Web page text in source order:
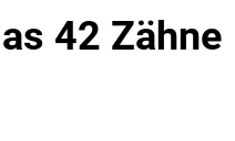
42 Zähne